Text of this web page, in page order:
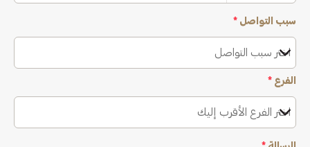
سبب التواصل *
اختر سبب التواصل
الفرع *
اختر الفرع الأقرب إليك